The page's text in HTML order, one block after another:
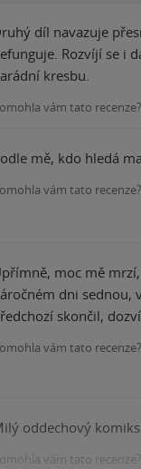
díl navazuje
Rozvíjí se i
kresbu.
vám tato recenze?
mě, kdo hledá
vám tato recenze?
moc mě
dni sednou,
skončil,
vám tato recenze?
oddechový
vám tato recenze?